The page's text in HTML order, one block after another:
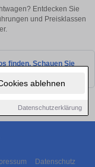
ablehnen
Datenschutzerklärung
Entdecken Sie
und Preisklassen
finden. Schauen Sie
Datenschutz